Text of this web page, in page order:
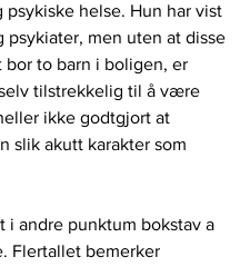
helse. Hun har vist
men uten at disse
to barn i boligen, er
tilstrekkelig til å være
ikke godtgjort at
slik akutt karakter som
i andre punktum bokstav a
Flertallet bemerker